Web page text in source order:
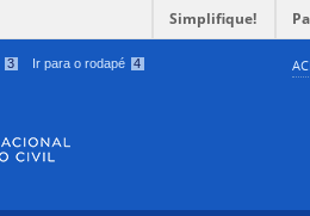
3 Ir para o rodapé 4
Simplifique!